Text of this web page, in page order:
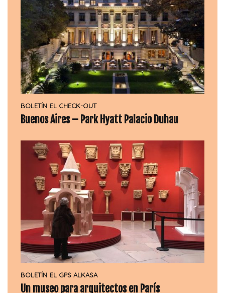
BOLETÍN EL CHECK-OUT
Buenos Aires – Park Hyatt Palacio Duhau
BOLETÍN EL GPS ALKASA
Un museo para arquitectos en París